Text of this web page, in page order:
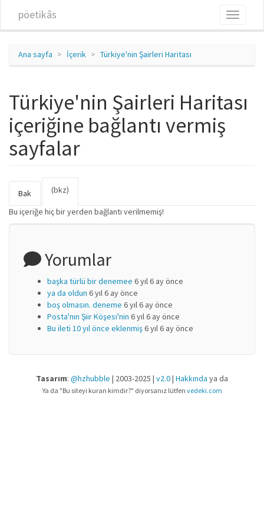
pöetikâs
Toggle
Ana sayfa İçerik Türkiye'nin Şairleri Haritası
Türkiye'nin Şairleri Haritası
içeriğine bağlantı vermiş
sayfalar
Birincil sekmeler
Bak (bkz)
Bu içeriğe hiç bir yerden bağlantı verilmemiş!
Yorumlar
başka türlü bir denemee 6 yıl 6 ay önce
ya da oldun 6 yıl 6 ay önce
boş olmasın. deneme 6 yıl 6 ay önce
Posta'nın Şiir Köşesi'nin 6 yıl 6 ay önce
Bu ileti 10 yıl önce eklenmiş6 yıl 6 ay önce
Tasarım: @hzhubble | 2003-2025 | v2.0| Hakkında ya da
Ya da "Bu siteyi kuran kimdir?" diyorsanız lütfen vedeki.com